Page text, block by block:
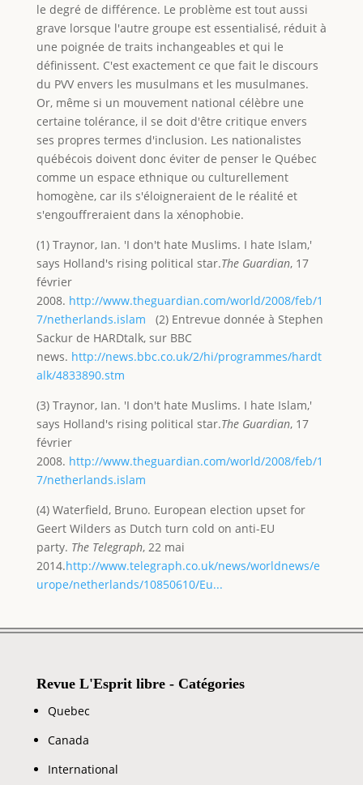
le degré de différence. Le problème est tout aussi
grave lorsque l'autre groupe est essentialisé, réduit à
une poignée de traits inchangeables et qui le
définissent. C'est exactement ce que fait le discours
du PVV envers les musulmans et les musulmanes.
Or, même si un mouvement national célèbre une
certaine tolérance, il se doit d'être critique envers
ses propres termes d'inclusion. Les nationalistes
québécois doivent donc éviter de penser le Québec
comme un espace ethnique ou culturellement
homogène, car ils s'éloigneraient de le réalité et
s'engouffreraient dans la xénophobie.
(1) Traynor, Ian. 'I don't hate Muslims. I hate Islam,'
says Holland's rising political star.The Guardian, 17
février
2008. http://www.theguardian.com/world/2008/feb/1
7/netherlands.islam (2) Entrevue donnée à Stephen
Sackur de HARDtalk, sur BBC
news. http://news.bbc.co.uk/2/hi/programmes/hardt
alk/4833890.stm
(3) Traynor, Ian. 'I don't hate Muslims. I hate Islam,'
says Holland's rising political star.The Guardian, 17
février
2008. http://www.theguardian.com/world/2008/feb/1
7/netherlands.islam
(4) Waterfield, Bruno. European election upset for
Geert Wilders as Dutch turn cold on anti-EU
party. The Telegraph, 22 mai
2014.http://www.telegraph.co.uk/news/worldnews/e
urope/netherlands/10850610/Eu...
Revue L'Esprit libre - Catégories
Quebec
Canada
International